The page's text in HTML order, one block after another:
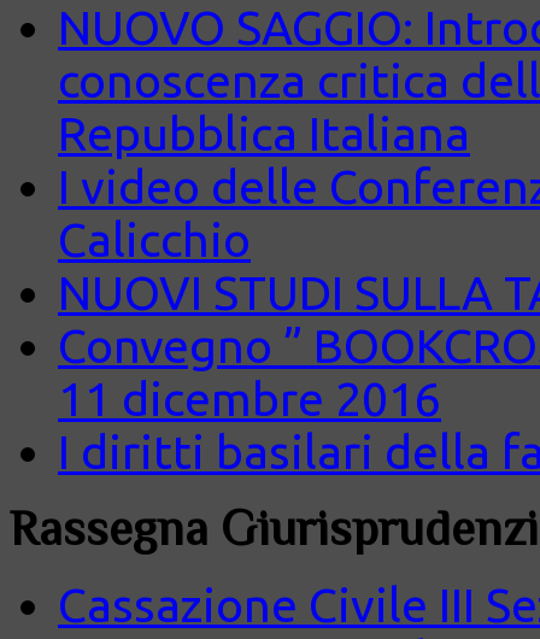
NUOVO SAGGIO:
conoscenza critica
Repubblica Italiana
I video delle
Calicchio
NUOVI STUDI SULLA
Convegno ”
11 dicembre 2016
I diritti basilari della
Rassegna
Cassazione Civile III